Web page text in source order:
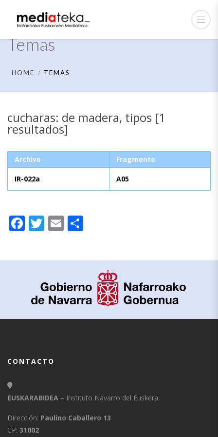
Temas
HOME TEMAS
cucharas: de madera, tipos [1
resultados]
Archivo Fragmento
IR-022a A05
Facebook
Twitter
Email
CONTACTO
EUSKARABIDEA – Instituto Navarro del Euskera
Dirección: Paulino Caballero 13
CP: 31002